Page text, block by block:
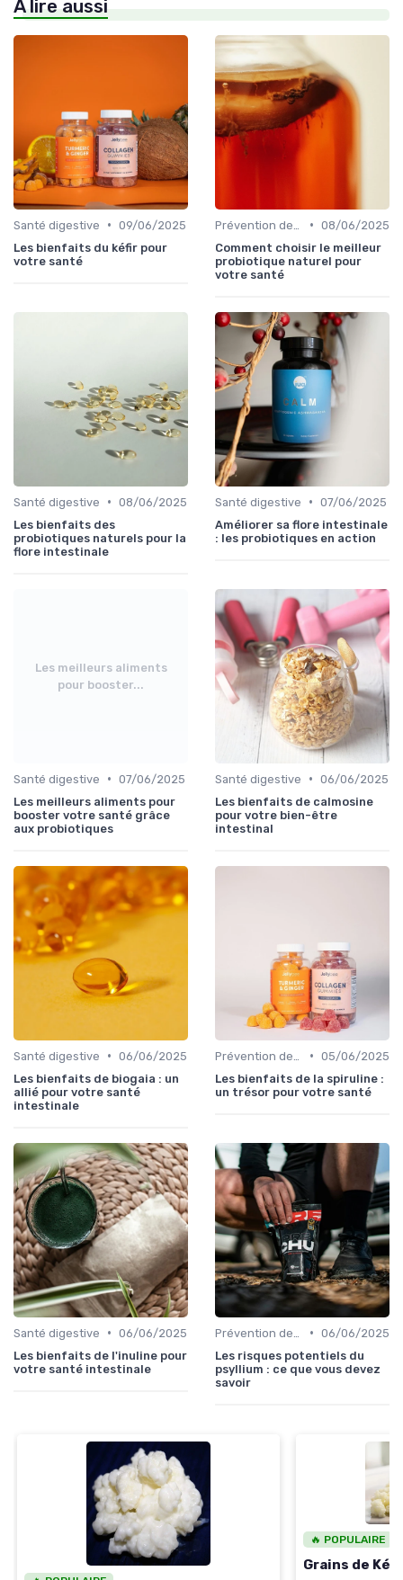
À lire aussi
Santé digestive • 09/06/2025
Les bienfaits du kéfir pour
votre santé
• 08/06/2025
Comment choisir le meilleur
probiotique naturel pour
votre santé
Santé digestive • 08/06/2025
Les bienfaits des
probiotiques naturels pour la
flore intestinale
Santé digestive • 07/06/2025
Améliorer sa flore intestinale
: les probiotiques en action
Les meilleurs aliments
pour booster...
Santé digestive • 07/06/2025
Les meilleurs aliments pour
booster votre santé grâce
aux probiotiques
Santé digestive • 06/06/2025
Les bienfaits de calmosine
pour votre bien-être
intestinal
Santé digestive • 06/06/2025
Les bienfaits de biogaia : un
allié pour votre santé
intestinale
• 05/06/2025
Les bienfaits de la spiruline :
un trésor pour votre santé
Santé digestive • 06/06/2025
Les bienfaits de l'inuline pour
votre santé intestinale
• 06/06/2025
Les risques potentiels du
psyllium : ce que vous devez
savoir
🔥 POPULAIRE
Grains de